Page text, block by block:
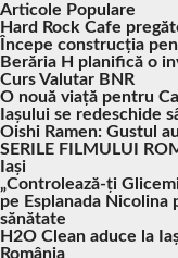
Articole Populare
Hard Rock Cafe
Începe construcția
Berăria H planifică o
Curs Valutar BNR
O nouă viață pentru
Iașului se redeschide
Oishi Ramen: Gustul
SERILE FILMULUI
Iași
„Controlează-ți
pe Esplanada
sănătate
H2O Clean aduce la
România